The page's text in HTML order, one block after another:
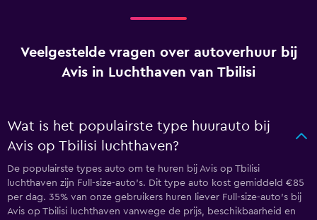
Veelgestelde vragen over autoverhuur bij
Avis in Luchthaven van Tbilisi
Wat is het populairste type huurauto bij
Avis op Tbilisi luchthaven?
De populairste types auto om te huren bij Avis op Tbilisi
luchthaven zijn Full-size-auto's. Dit type auto kost gemiddeld €85
per dag. 35% van onze gebruikers huren liever Full-size-auto's bij
Avis op Tbilisi luchthaven vanwege de prijs, beschikbaarheid en